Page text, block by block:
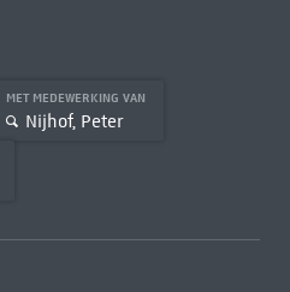
MET MEDEWERKING VAN
Nijhof, Peter